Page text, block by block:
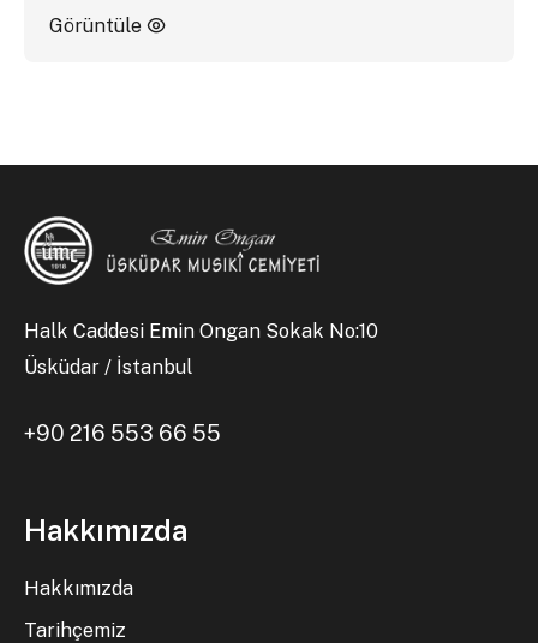
Görüntüle
Halk Caddesi Emin Ongan Sokak No:10
Üsküdar / İstanbul
+90 216 553 66 55
Hakkımızda
Hakkımızda
Tarihçemiz